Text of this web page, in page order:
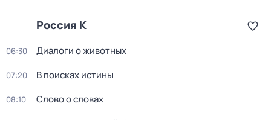
Россия К
06:30 Диалоги о животных
07:20 В поисках истины
08:10 Слово о словах